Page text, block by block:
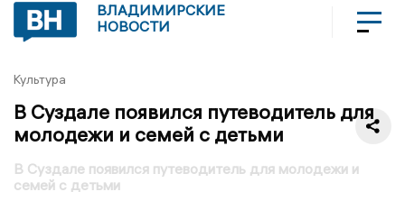
ВЛАДИМИРСКИЕ
НОВОСТИ
Культура
В Суздале появился путеводитель для
молодежи и семей с детьми
В Суздале появился путеводитель для молодежи и
семей с детьми